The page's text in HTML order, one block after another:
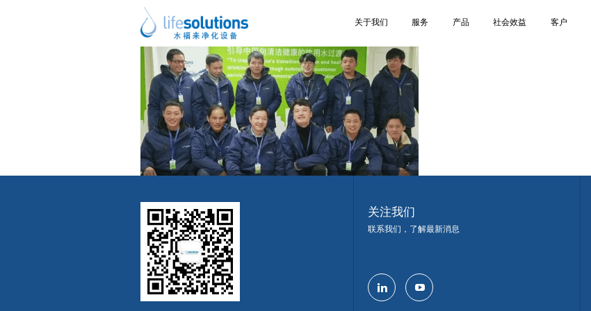
关于我们 服务 产品 社会效益 客户
10
关注我们
联系我们，了解最新消息